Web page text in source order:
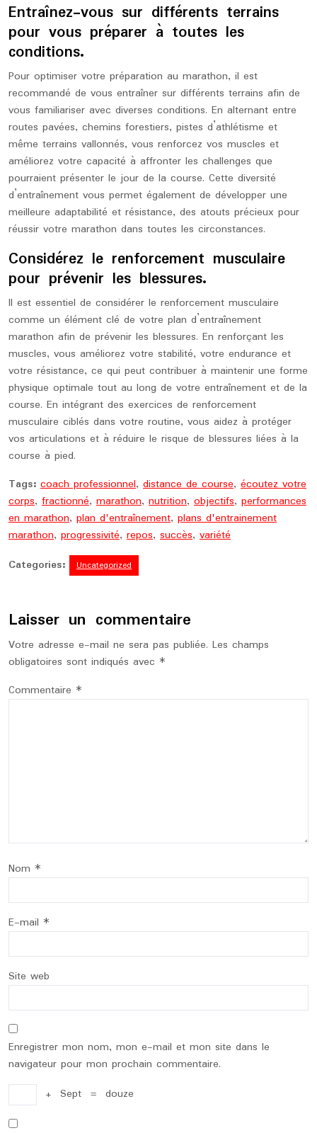
Entraînez-vous sur différents terrains
pour vous préparer à toutes les
conditions.
Pour optimiser votre préparation au marathon, il est
recommandé de vous entraîner sur différents terrains afin de
vous familiariser avec diverses conditions. En alternant entre
routes pavées, chemins forestiers, pistes d’athlétisme et
même terrains vallonnés, vous renforcez vos muscles et
améliorez votre capacité à affronter les challenges que
pourraient présenter le jour de la course. Cette diversité
d’entraînement vous permet également de développer une
meilleure adaptabilité et résistance, des atouts précieux pour
réussir votre marathon dans toutes les circonstances.
Considérez le renforcement musculaire
pour prévenir les blessures.
Il est essentiel de considérer le renforcement musculaire
comme un élément clé de votre plan d’entraînement
marathon afin de prévenir les blessures. En renforçant les
muscles, vous améliorez votre stabilité, votre endurance et
votre résistance, ce qui peut contribuer à maintenir une forme
physique optimale tout au long de votre entraînement et de la
course. En intégrant des exercices de renforcement
musculaire ciblés dans votre routine, vous aidez à protéger
vos articulations et à réduire le risque de blessures liées à la
course à pied.
Tags: coach professionnel, distance de course, écoutez votre
corps, fractionné, marathon, nutrition, objectifs, performances
en marathon, plan d'entraînement, plans d'entrainement
marathon, progressivité, repos, succès, variété
Categories:
Uncategorized
Laisser un commentaire
Votre adresse e-mail ne sera pas publiée. Les champs
obligatoires sont indiqués avec *
Commentaire *
Nom *
E-mail *
Site web
Enregistrer mon nom, mon e-mail et mon site dans le
navigateur pour mon prochain commentaire.
+ Sept = douze